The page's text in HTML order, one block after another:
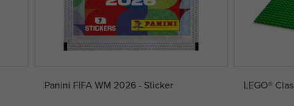
Panini FIFA WM 2026 - Sticker LEGO®